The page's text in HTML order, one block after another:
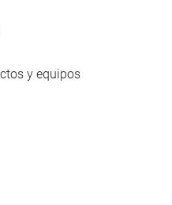
y equipos